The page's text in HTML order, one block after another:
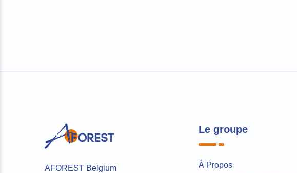
AFOREST Belgium
Le groupe
À Propos